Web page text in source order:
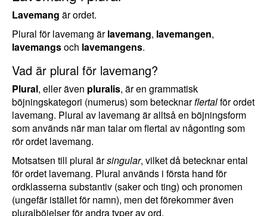
Lavemang är ordet.
Plural för lavemang ärlavemang, lavemangen,
lavemangsoch lavemangens.
Vad är plural för lavemang?
Plural, eller även pluralis, är en grammatisk
böjningskategori (numerus) som betecknarflertalför ordet
lavemang. Plural av lavemang är alltså en böjningsform
som används när man talar om flertal av någonting som
rör ordet lavemang.
Motsatsen till plural ärsingular, vilket då betecknar ental
för ordet lavemang. Plural används i första hand för
ordklasserna substantiv (saker och ting) och pronomen
(ungefär istället för namn), men det förekommer även
pluralböjelser för andra typer av ord.